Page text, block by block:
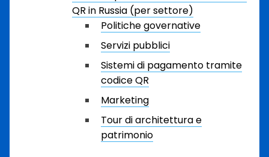
QR in Russia (per settore)
Politiche governative
Servizi pubblici
Sistemi di pagamento tramite
codice QR
Marketing
Tour di architettura e
patrimonio